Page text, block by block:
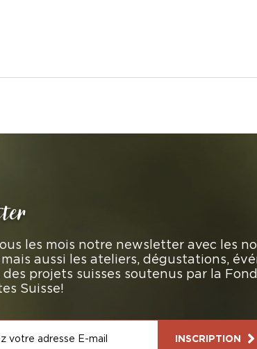
les mois notre newsletter avec les
mais aussi les ateliers, dégustations,
des projets suisses soutenus par la
Suisse!
INSCRIPTION